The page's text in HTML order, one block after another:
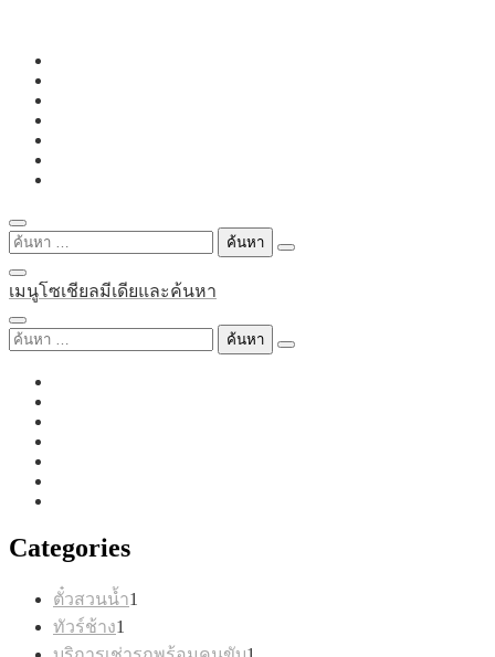
Skip
content
ค้นหา
สำหรับ:
เมนูโซเชียลมีเดียและค้นหา
ค้นหา
Categories
ตั๋วสวนน้ำ1
ทัวร์ช้าง1
สินค้า